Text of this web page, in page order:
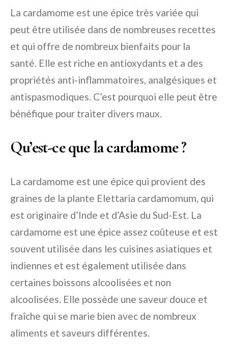
La cardamome est une épice très variée qui
peut être utilisée dans de nombreuses recettes
et qui offre de nombreux bienfaits pour la
santé. Elle est riche en antioxydants et a des
propriétés anti-inflammatoires, analgésiques et
antispasmodiques. C’est pourquoi elle peut être
bénéfique pour traiter divers maux.
Qu’est-ce que la cardamome ?
La cardamome est une épice qui provient des
graines de la plante Elettaria cardamomum, qui
est originaire d’Inde et d’Asie du Sud-Est. La
cardamome est une épice assez coûteuse et est
souvent utilisée dans les cuisines asiatiques et
indiennes et est également utilisée dans
certaines boissons alcoolisées et non
alcoolisées. Elle possède une saveur douce et
fraîche qui se marie bien avec de nombreux
aliments et saveurs différentes.